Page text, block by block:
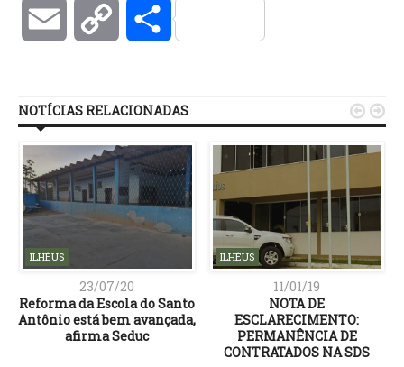
Email Copy Compartilhar
NOTÍCIAS RELACIONADAS
ILHÉUS
23/07/20
Reforma da Escola do Santo
Antônio está bem avançada,
afirma Seduc
ILHÉUS
11/01/19
NOTA DE
ESCLARECIMENTO:
PERMANÊNCIA DE
CONTRATADOS NA SDS
 